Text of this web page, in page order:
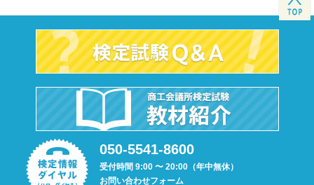
050-5541-8600
受付時間 9:00 〜 20:00（年中無休）
お問い合わせフォーム